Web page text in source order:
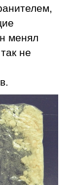
менял
не